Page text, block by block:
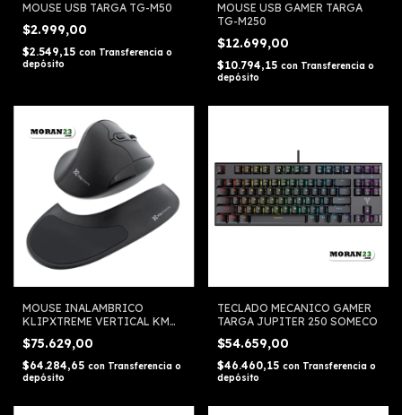
MOUSE USB TARGA TG-M50
$2.999,00
$2.549,15 con Transferencia o
depósito
MOUSE USB GAMER TARGA
TG-M250
$12.699,00
$10.794,15 con Transferencia o
depósito
MOUSE INALAMBRICO
KLIPXTREME VERTICAL KMW-
$75.629,00
$64.284,65 con Transferencia o
depósito
TECLADO MECANICO GAMER
TARGA JUPITER 250 SOMECO
$54.659,00
$46.460,15 con Transferencia o
depósito